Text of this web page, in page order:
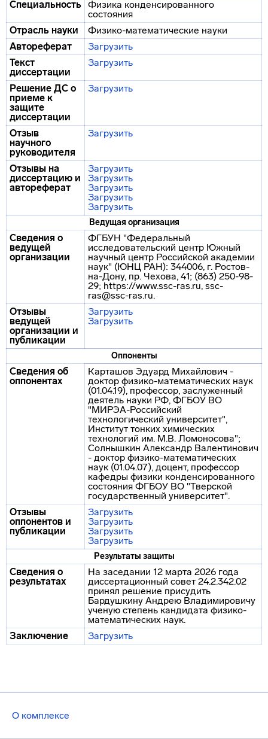
О комплексе
Специальность Физика конденсированного
состояния
Отрасль науки
Физико-математические науки
Автореферат
Загрузить
Текст
диссертации
Загрузить
Решение ДС о
приеме к
защите
диссертации
Загрузить
Отзыв
научного
руководителя
Загрузить
Отзывы на
диссертацию и
автореферат
Загрузить
Загрузить
Загрузить
Загрузить
Загрузить
Ведущая организация
Сведения о
ведущей
организации
ФГБУН "Федеральный
исследовательский центр Южный
научный центр Российской академии
наук" (ЮНЦ РАН): 344006, г. Ростов-
на-Дону, пр. Чехова, 41; (863) 250-98-
29; https://www.ssc-ras.ru, ssc-
ras@ssc-ras.ru.
Отзывы
ведущей
организации и
публикации
Загрузить
Загрузить
Оппоненты
Сведения об
оппонентах
Карташов Эдуард Михайлович -
доктор физико-математических наук
(01.04.19), профессор, заслуженный
деятель науки РФ, ФГБОУ ВО
"МИРЭА-Российский
технологический университет",
Институт тонких химических
технологий им. М.В. Ломоносова";
Солнышкин Александр Валентинович
- доктор физико-математических
наук (01.04.07), доцент, профессор
кафедры физики конденсированного
состояния ФГБОУ ВО "Тверской
государственный университет".
Отзывы
оппонентов и
публикации
Загрузить
Загрузить
Загрузить
Загрузить
Результаты защиты
Сведения о
результатах
На заседании 12 марта 2026 года
диссертационный совет 24.2.342.02
принял решение присудить
Бардушкину Андрею Владимировичу
ученую степень кандидата физико-
математических наук.
Заключение
Загрузить